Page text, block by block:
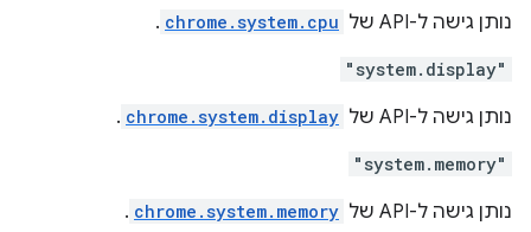
נותן גישה ל-API של chrome.system.cpu
.
"system.display"
נותן גישה ל-API של chrome.system.display
.
"system.memory"
נותן גישה ל-API של chrome.system.memory
.